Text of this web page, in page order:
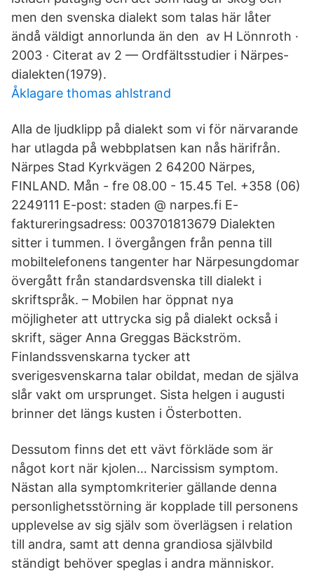
men den svenska dialekt som talas här låter
ändå väldigt annorlunda än den av H Lönnroth ·
2003 · Citerat av 2 — Ordfältsstudier i Närpes-
dialekten(1979).
Åklagare thomas ahlstrand
Alla de ljudklipp på dialekt som vi för närvarande
har utlagda på webbplatsen kan nås härifrån.
Närpes Stad Kyrkvägen 2 64200 Närpes,
FINLAND. Mån - fre 08.00 - 15.45 Tel. +358 (06)
2249111 E-post: staden @ narpes.fi E-
faktureringsadress: 003701813679 Dialekten
sitter i tummen. I övergången från penna till
mobiltelefonens tangenter har Närpesungdomar
övergått från standardsvenska till dialekt i
skriftspråk. – Mobilen har öppnat nya
möjligheter att uttrycka sig på dialekt också i
skrift, säger Anna Greggas Bäckström.
Finlandssvenskarna tycker att
sverigesvenskarna talar obildat, medan de själva
slår vakt om ursprunget. Sista helgen i augusti
brinner det längs kusten i Österbotten.
Dessutom finns det ett vävt förkläde som är
något kort när kjolen… Narcissism symptom.
Nästan alla symptomkriterier gällande denna
personlighetsstörning är kopplade till personens
upplevelse av sig själv som överlägsen i relation
till andra, samt att denna grandiosa självbild
ständigt behöver speglas i andra människor.